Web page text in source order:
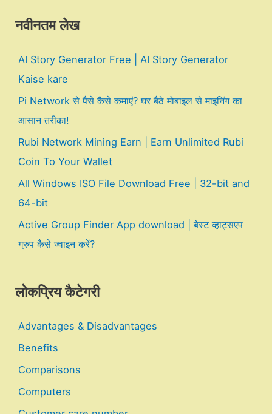
नवीनतम लेख
AI Story Generator Free | AI Story Generator
Kaise kare
Pi Network से पैसे कैसे कमाएं? घर बैठे मोबाइल से माइनिंग का
आसान तरीका!
Rubi Network Mining Earn | Earn Unlimited Rubi
Coin To Your Wallet
All Windows ISO File Download Free | 32-bit and
64-bit
Active Group Finder App download | बेस्ट व्हाट्सएप
ग्रुप कैसे ज्वाइन करें?
लोकप्रिय कैटेगरी
Advantages & Disadvantages
Benefits
Comparisons
Computers